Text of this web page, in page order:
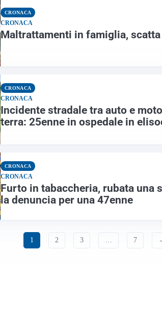
CRONACA
CRONACA
Maltrattamenti in famiglia, scatta
CRONACA
CRONACA
Incidente stradale tra auto e
terra: 25enne in ospedale in
CRONACA
CRONACA
Furto in tabaccheria, rubata una
la denuncia per una 47enne
1 2 3 … 7